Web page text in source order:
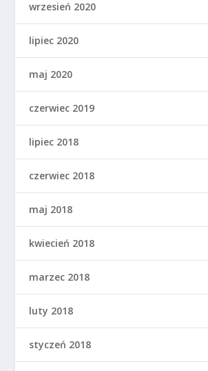
wrzesień 2020
lipiec 2020
maj 2020
czerwiec 2019
lipiec 2018
czerwiec 2018
maj 2018
kwiecień 2018
marzec 2018
luty 2018
styczeń 2018